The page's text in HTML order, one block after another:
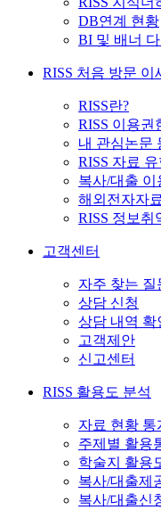
DB연계 현황
BI 및 배너
RISS 처음 방문 이
RISS란?
RISS 이용권
내 관심논문
RISS 자료
복사/대출 이
해외전자자
RISS 정보취
고객센터
자주 찾는 질
상담 신청
상담 내역 확
고객제안
신고센터
RISS 활용도 분석
자료 현황 통
주제별 활용
학술지 활용
복사/대출제
복사/대출신